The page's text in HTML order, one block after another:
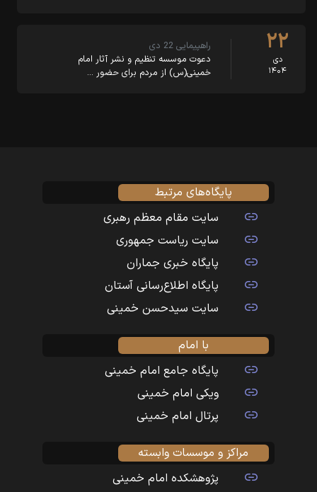
۲۲
دی
۱۴۰۴
راهپیمایی 22 دی
دعوت موسسه تنظیم و نشر آثار امام
خمینی(س) از مردم برای حضور …
پایگاه‌های مرتبط
سایت مقام معظم رهبری
سایت ریاست جمهوری
پایگاه خبری جماران
پایگاه اطلاع‌رسانی آستان
سایت سیدحسن خمینی
با امام
پایگاه جامع امام خمینی
ویکی امام خمینی
پرتال امام خمینی
مراکز و موسسات وابسته
پژوهشکده امام خمینی